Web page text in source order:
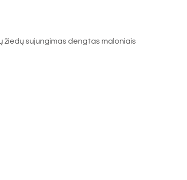
žiedų sujungimas dengtas maloniais